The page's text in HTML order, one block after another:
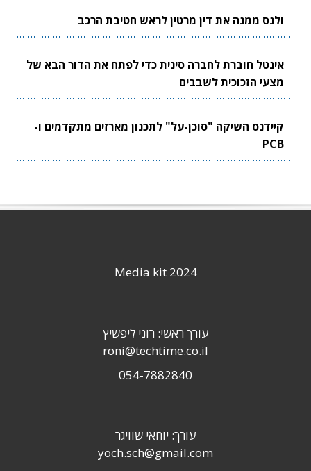
ולנס ממנה את דין מרטין לראש חטיבת הרכב
אינטל חוברת לחברה סינית כדי לפתח את הדור הבא של
מצעי הזכוכית לשבבים
קיידנס השיקה "סוכן-על" לתכנון מארזים מתקדמים ו-
PCB
Media kit 2024
עורך ראשי: רוני ליפשיץ
roni@techtime.co.il
054-7882840
עורך: יוחאי שוויגר
yoch.sch@gmail.com